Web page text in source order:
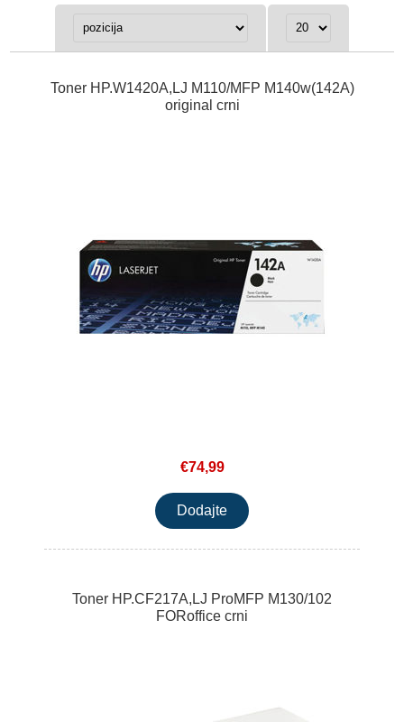
Toner HP.W1420A,LJ M110/MFP M140w(142A)
original crni
€74,99
Toner HP.CF217A,LJ ProMFP M130/102
FORoffice crni